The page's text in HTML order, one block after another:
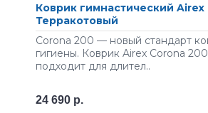
Коврик гимнастический
Терракотовый
Corona 200 — новый стандарт
гигиены. Коврик Airex Corona
подходит для длител..
24 690 р.